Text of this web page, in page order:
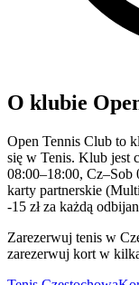
O klubie
Open Tennis Club to
się w Tenis. Klub jest
08:00–18:00, Cz–Sob
karty partnerskie
-15 zł za każdą
Zarezerwuj tenis w
zarezerwuj kort w